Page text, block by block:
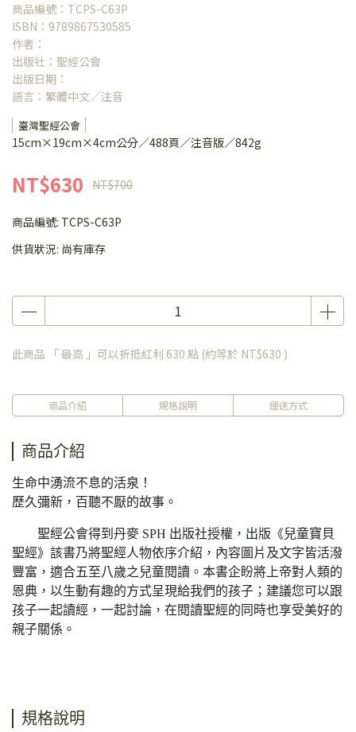
商品編號：TCPS-C63P
ISBN：9789867530585
作者：
出版社：聖經公會
出版日期：
語言：繁體中文／注音
臺灣聖經公會
15cm×19cm×4cm公分／488頁／注音版／842g
NT$630 NT$700
商品編號: TCPS-C63P
供貨狀況: 尚有庫存
此商品 「 最高 」可以折抵紅利 630 點 (約等於 NT$630 )
商品介紹 規格說明 運送方式
商品介紹
生命中湧流不息的活泉！
歷久彌新，百聽不厭的故事。
聖經公會得到丹麥 SPH 出版社授權，出版《兒童寶貝
聖經》該書乃將聖經人物依序介紹，內容圖片及文字皆活潑
豐富，適合五至八歲之兒童閱讀。本書企盼將上帝對人類的
恩典，以生動有趣的方式呈現給我們的孩子；建議您可以跟
孩子一起讀經，一起討論，在閱讀聖經的同時也享受美好的
親子關係。
規格說明